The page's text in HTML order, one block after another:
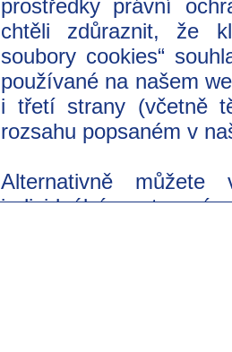
prostředky právní
chtěli zdůraznit, že
soubory cookies“
používané na našem
i třetí strany (včetně
rozsahu popsaném v
Alternativně
individuální nastavení